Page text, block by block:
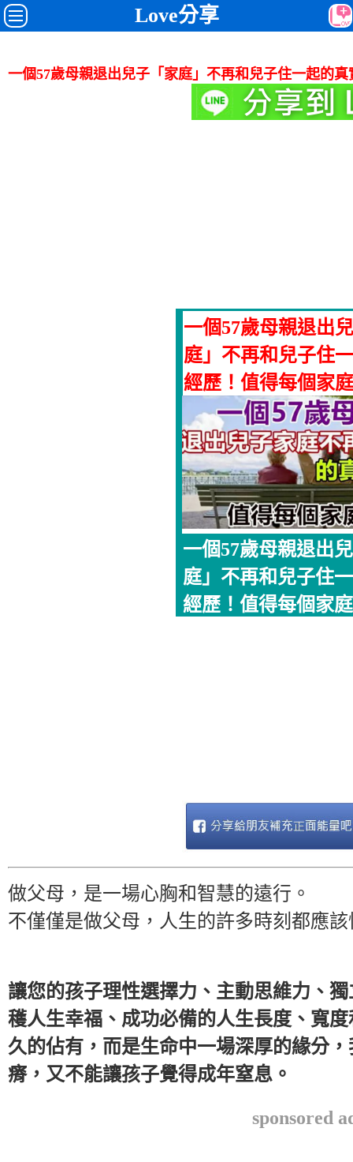
Love分享
一個57歲母親退出兒子「家庭」不再和兒子住一起的
一個57歲母親退出
庭」不再和兒子住
經歷！值得每個家
一個57歲母親退出
庭」不再和兒子住
經歷！值得每個家
做父母，是一場心胸和智慧的遠行。
不僅僅是做父母，人生的許多時刻都應
讓您的孩子理性選擇力、主動思維力、
穫人生幸福、成功必備的人生長度、寬
久的佔有，而是生命中一場深厚的緣分
瘠，又不能讓孩子覺得成年窒息。
sponsored